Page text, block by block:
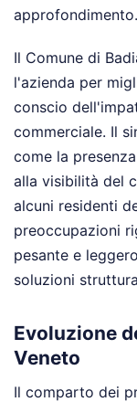
approfondimento.
Il Comune di
l'azienda per
conscio
commerciale. Il
come la
alla visibilità del
alcuni residenti
preoccupazioni
pesante e
soluzioni
Evoluzione
Veneto
Il comparto dei